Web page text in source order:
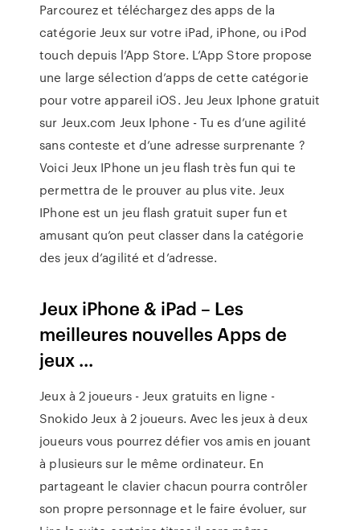
Parcourez et téléchargez des apps de la
catégorie Jeux sur votre iPad, iPhone, ou iPod
touch depuis l’App Store. L’App Store propose
une large sélection d’apps de cette catégorie
pour votre appareil iOS. Jeu Jeux Iphone gratuit
sur Jeux.com Jeux Iphone - Tu es d’une agilité
sans conteste et d’une adresse surprenante ?
Voici Jeux IPhone un jeu flash très fun qui te
permettra de le prouver au plus vite. Jeux
IPhone est un jeu flash gratuit super fun et
amusant qu’on peut classer dans la catégorie
des jeux d’agilité et d’adresse.
Jeux iPhone & iPad – Les
meilleures nouvelles Apps de
jeux ...
Jeux à 2 joueurs - Jeux gratuits en ligne -
Snokido Jeux à 2 joueurs. Avec les jeux à deux
joueurs vous pourrez défier vos amis en jouant
à plusieurs sur le même ordinateur. En
partageant le clavier chacun pourra contrôler
son propre personnage et le faire évoluer, sur